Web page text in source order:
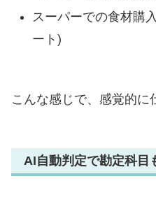
スーパーでの食材購
ート)
こんな感じで、感覚的に
AI自動判定で勘定科目